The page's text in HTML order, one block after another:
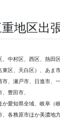
地区出
中村区、西区、熱田
区、天白区）、あま
、瀬戸市、日進市、
豊田市、
愛知県全域、岐阜（
各務原市ほか美濃地